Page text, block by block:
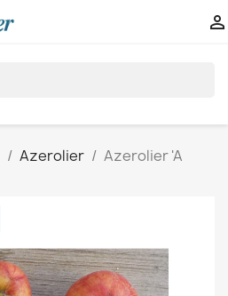

Azerolier
Azerolier 'A